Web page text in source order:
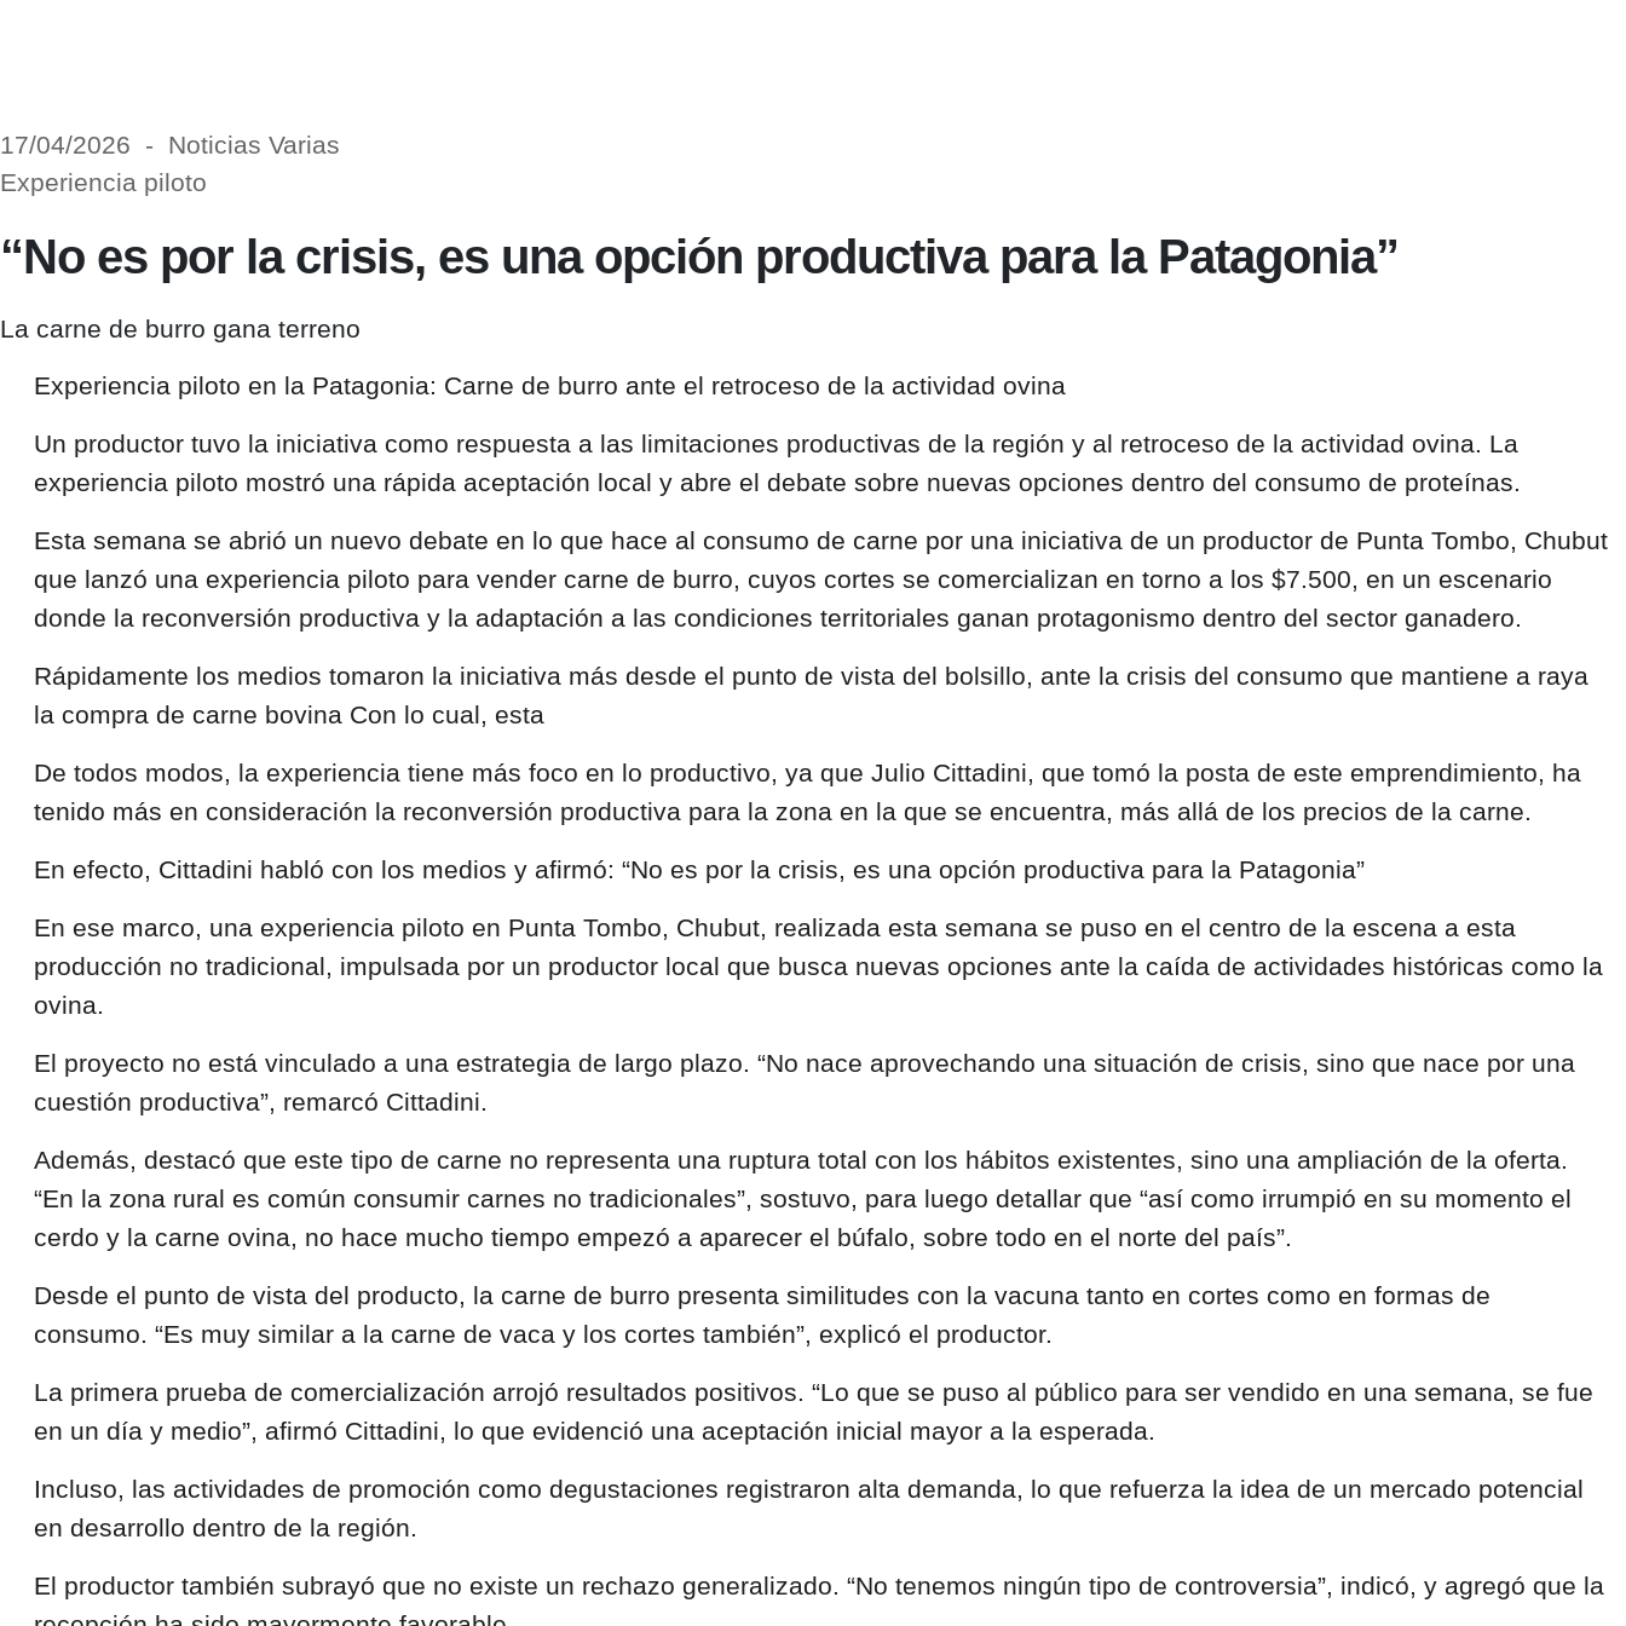
17/04/2026 - Noticias Varias
Experiencia piloto
“No es por la crisis, es una opción productiva para la Patagonia”
La carne de burro gana terreno
Experiencia piloto en laPatagonia: Carne de burro ante el retroceso de la actividad ovina
Un productor tuvo la iniciativa como respuesta a las limitaciones productivas de la región y al retroceso de la actividad ovina. La
experiencia piloto mostró una rápida aceptación local y abre el debate sobre nuevas opciones dentro del consumo de proteínas.
Esta semana se abrió un nuevo debate en lo que hace al consumo de carne por una iniciativa de un productor de Punta Tombo, Chubut
que lanzó una experiencia piloto para vender carne de burro, cuyos cortes se comercializan en torno a los $7.500, en un escenario
donde la reconversión productiva y la adaptación a las condiciones territoriales ganan protagonismo dentro del sector ganadero.
Rápidamente los medios tomaron la iniciativa más desde el punto de vista del bolsillo, ante la crisis del consumo que mantiene a raya
la compra de carne bovina Con lo cual, esta
De todos modos, la experiencia tiene más foco en lo productivo, ya que Julio Cittadini, que tomó la posta de este emprendimiento, ha
tenido más en consideración la reconversión productiva para la zona en la que se encuentra, más allá de los precios de la carne.
En efecto, Cittadini habló con los medios y afirmó: “No es por la crisis, es una opción productiva para la Patagonia”
En ese marco, una experiencia piloto en Punta Tombo, Chubut, realizada esta semana se puso en el centro de la escena a esta
producción no tradicional, impulsada por un productor local que busca nuevas opciones ante la caída de actividades históricas como la
ovina.
El proyecto no está vinculado a una estrategia de largo plazo. “No nace aprovechando una situación de crisis, sino que nace por una
cuestión productiva”, remarcó Cittadini.
Además, destacó que este tipo de carne no representa una ruptura total con los hábitos existentes, sino una ampliación de la oferta.
“En la zona rural es común consumir carnes no tradicionales”, sostuvo, para luego detallar que “así como irrumpió en su momento el
cerdo y la carne ovina, no hace mucho tiempo empezó a aparecer el búfalo, sobre todo en el norte del país”.
Desde el punto de vista del producto, la carne de burro presenta similitudes con la vacuna tanto en cortes como en formas de
consumo. “Es muy similar a la carne de vaca y los cortes también”, explicó el productor.
La primera prueba de comercialización arrojó resultados positivos. “Lo que se puso al público para ser vendido en una semana, se fue
en un día y medio”, afirmó Cittadini, lo que evidenció una aceptación inicial mayor a la esperada.
Incluso, las actividades de promoción como degustaciones registraron alta demanda, lo que refuerza la idea de un mercado potencial
en desarrollo dentro de la región.
El productor también subrayó que no existe un rechazo generalizado. “No tenemos ningún tipo de controversia”, indicó, y agregó que la